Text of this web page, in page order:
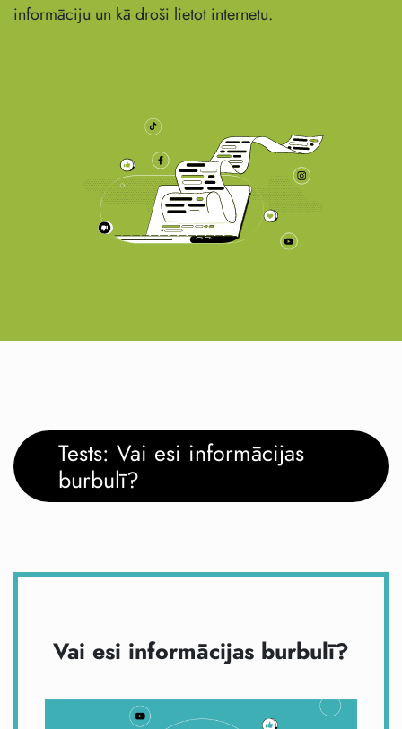
informāciju un kā droši lietot internetu.
Tests: Vai esi informācijas
burbulī?
Vai esi informācijas burbulī?